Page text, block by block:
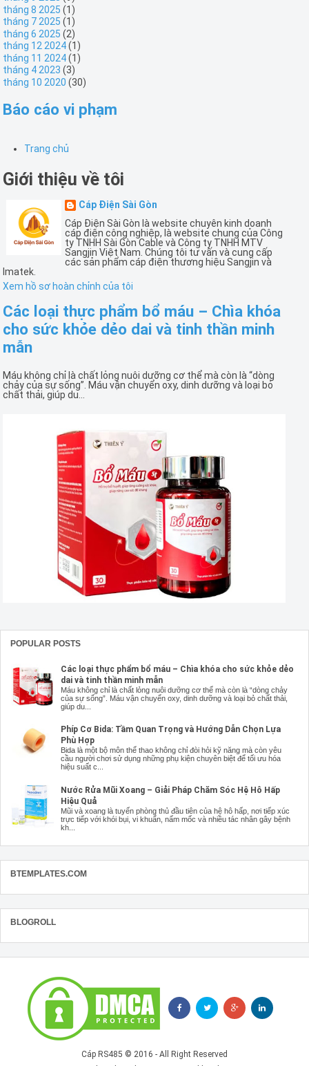
tháng 8 2025 (1)
tháng 7 2025 (1)
tháng 6 2025 (2)
tháng 12 2024(1)
tháng 11 2024(1)
tháng 4 2023 (3)
tháng 10 2020 (30)
Báo cáo vi phạm
Trang chủ
Giới thiệu về tôi
Cáp Điện Sài Gòn
Cáp Điện Sài Gòn là website chuyên kinh doanh
cáp điện công nghiệp, là website chung của Công
ty TNHH Sài Gòn Cable và Công ty TNHH MTV
Sangjin Việt Nam. Chúng tôi tư vấn và cung cấp
các sản phẩm cáp điện thương hiệu Sangjin và
Imatek.
Xem hồ sơ hoàn chỉnh của tôi
Các loại thực phẩm bổ máu – Chìa khóa
cho sức khỏe dẻo dai và tinh thần minh
mẫn
Máu không chỉ là chất lỏng nuôi dưỡng cơ thể mà còn là “dòng
chảy của sự sống”. Máu vận chuyển oxy, dinh dưỡng và loại bỏ
chất thải, giúp du...
POPULAR POSTS
Các loại thực phẩm bổ máu – Chìa khóa cho sức khỏe dẻo
dai và tinh thần minh mẫn
Máu không chỉ là chất lỏng nuôi dưỡng cơ thể mà còn là “dòng chảy
của sự sống”. Máu vận chuyển oxy, dinh dưỡng và loại bỏ chất thải,
giúp du...
Phíp Cơ Bida: Tầm Quan Trọng và Hướng Dẫn Chọn Lựa
Phù Hợp
Bida là một bộ môn thể thao không chỉ đòi hỏi kỹ năng mà còn yêu
cầu người chơi sử dụng những phụ kiện chuyên biệt để tối ưu hóa
hiệu suất c...
Nước Rửa Mũi Xoang – Giải Pháp Chăm Sóc Hệ Hô Hấp
Hiệu Quả
Mũi và xoang là tuyến phòng thủ đầu tiên của hệ hô hấp, nơi tiếp xúc
trực tiếp với khói bụi, vi khuẩn, nấm mốc và nhiều tác nhân gây bệnh
kh...
BTEMPLATES.COM
BLOGROLL
Cáp RS485 © 2016 - All Right Reserved